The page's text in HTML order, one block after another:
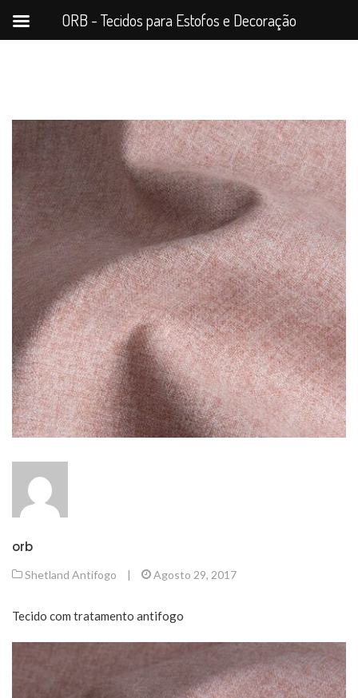
orb
Shetland Antifogo | Agosto 29, 2017
Tecido com tratamento antifogo
ORB - Tecidos para Estofos e Decoração